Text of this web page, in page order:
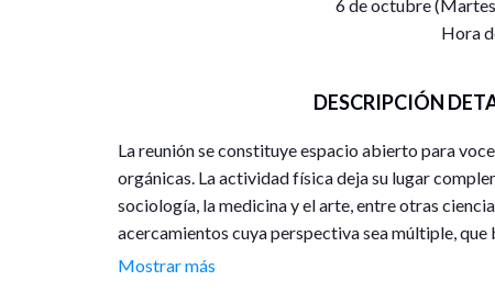
6 de octubre
Hora
DESCRIPCIÓN
La reunión se constituye espacio abierto para
orgánicas. La actividad física deja su lugar
sociología, la medicina y el arte, entre otras
acercamientos cuya perspectiva sea múltiple,
mismo tiempo cubran la rigurosidad del estudio
Mostrar más